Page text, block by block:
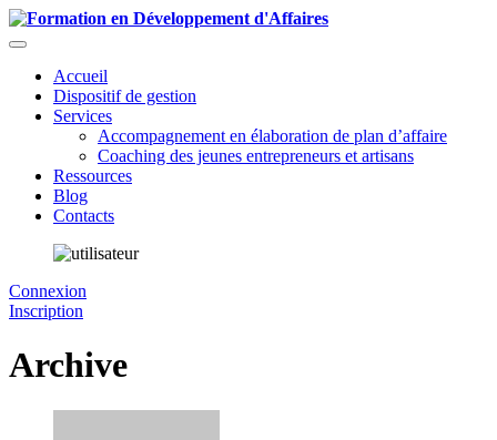
Accueil
Dispositif de gestion
Services
Accompagnement en élaboration de plan d’affaire
Coaching des jeunes entrepreneurs et artisans
Ressources
Blog
Contacts
Connexion
Inscription
Archive